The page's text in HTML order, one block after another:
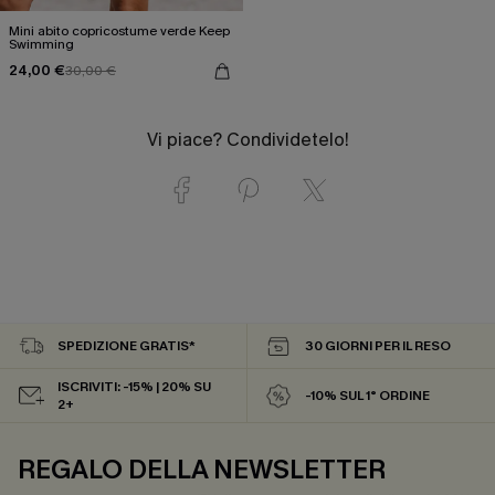
Mini abito copricostume verde Keep
Swimming
24,00 €30,00 €
Vi piace? Condividetelo!
SPEDIZIONE GRATIS* 30 GIORNI PER IL RESO
ISCRIVITI: -15% | 20% SU
2+
-10% SUL 1° ORDINE
REGALO DELLA NEWSLETTER